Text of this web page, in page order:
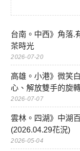
台南。中西》角落.
茶時光
2026-07-20
高雄。小港》微笑
心、解放雙手的旋
2026-07-07
雲林。四湖》中湖
(2026.04.29花況)
2026-05-04